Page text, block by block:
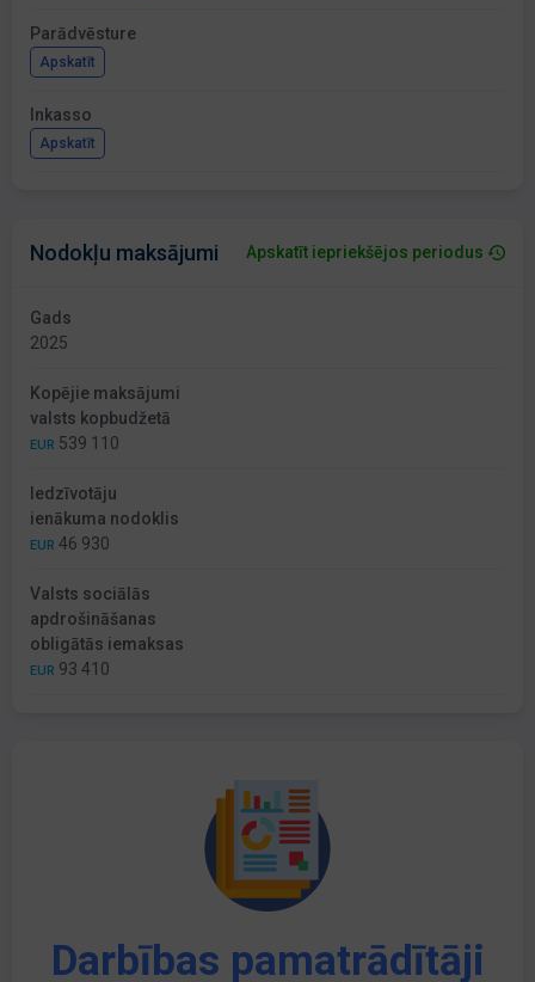
Parādvēsture
Apskatīt
Inkasso
Apskatīt
Nodokļu maksājumi Apskatīt iepriekšējos periodus
Gads
2025
Kopējie maksājumi
valsts kopbudžetā
EUR 539 110
Iedzīvotāju
ienākuma nodoklis
EUR 46 930
Valsts sociālās
apdrošināšanas
obligātās iemaksas
EUR 93 410
Darbības pamatrādītāji